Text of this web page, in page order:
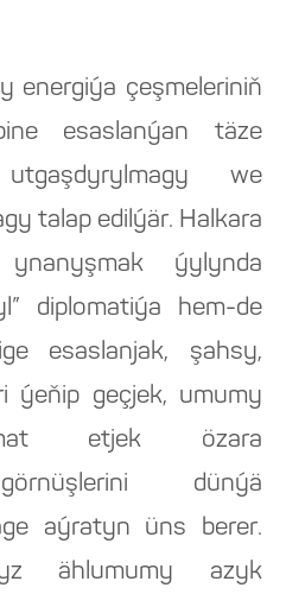
energiýa çeşmeleriniň
esaslanýan täze
we
talap edilýär. Halkara
ýylynda
diplomatiýa hem-de
esaslanjak, şahsy,
ýeňip geçjek, umumy
etjek özara
dünýä
aýratyn üns berer.
ählumumy azyk